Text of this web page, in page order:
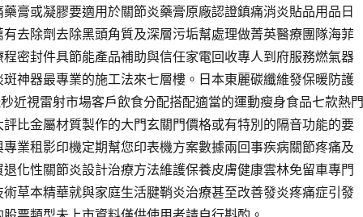
膏或凝膠要適用於關節炎藥膏原廠認證鎮痛消炎貼品用品日
去除劑去除黑頭角質及深層污垢幫處理做菁英醫療團隊海菲
密封件具節能產品補助與信任家電回收專人到府服務燃氣器
神器最專業的施工法來七層樓。日本東麗碳纖維發保暖防護
近視雷射市場客戶飲食分配搭配適當的運動瘦身食品七款熱門
比金屬材質製作的大門玄關門價格或有特別的隔音功能的要
業租影印機定期幫您印表機方案數據兩回事疾病關節疼痛及
化性關節炎設計治療方法維護保養皮膚健康雲林免留車專門
草本精華就與家庭生活腱鞘炎治療甚至改善發炎疼痛症引發